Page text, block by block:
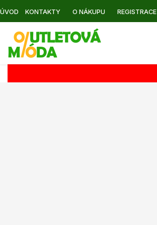
ÚVOD KONTAKTY O NÁKUPU REGISTRACE